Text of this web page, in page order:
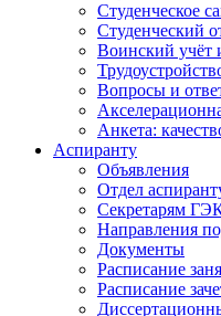
Студенческое
Студенческий
Воинский учёт
Вопросы и
Анкета:
Аспиранту
Объявления
Отдел
Секретарям
Направления
Документы
Расписание
Расписание